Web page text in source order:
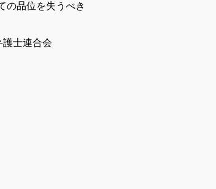
の品位を失うべき
士連合会